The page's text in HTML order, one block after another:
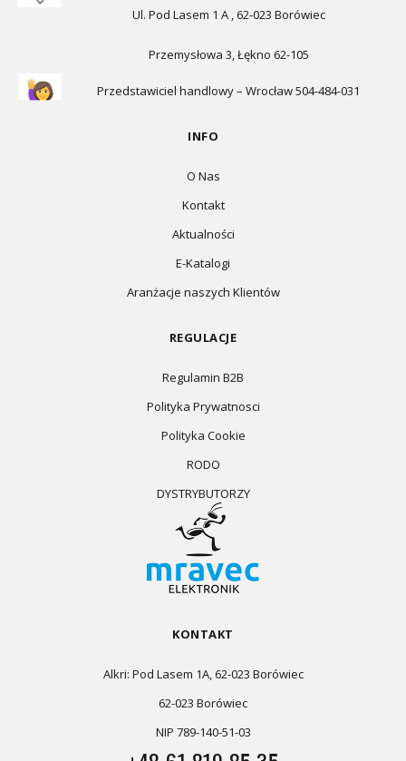
Ul. Pod Lasem 1 A , 62-023 Borówiec
Przemysłowa 3, Łękno 62-105
Przedstawiciel handlowy – Wrocław 504-484-031
INFO
O Nas
Kontakt
Aktualności
E-Katalogi
Aranżacje naszych Klientów
REGULACJE
Regulamin B2B
Polityka Prywatnosci
Polityka Cookie
RODO
DYSTRYBUTORZY
KONTAKT
Alkri: Pod Lasem 1A, 62-023 Borówiec
62-023 Borówiec
NIP 789-140-51-03